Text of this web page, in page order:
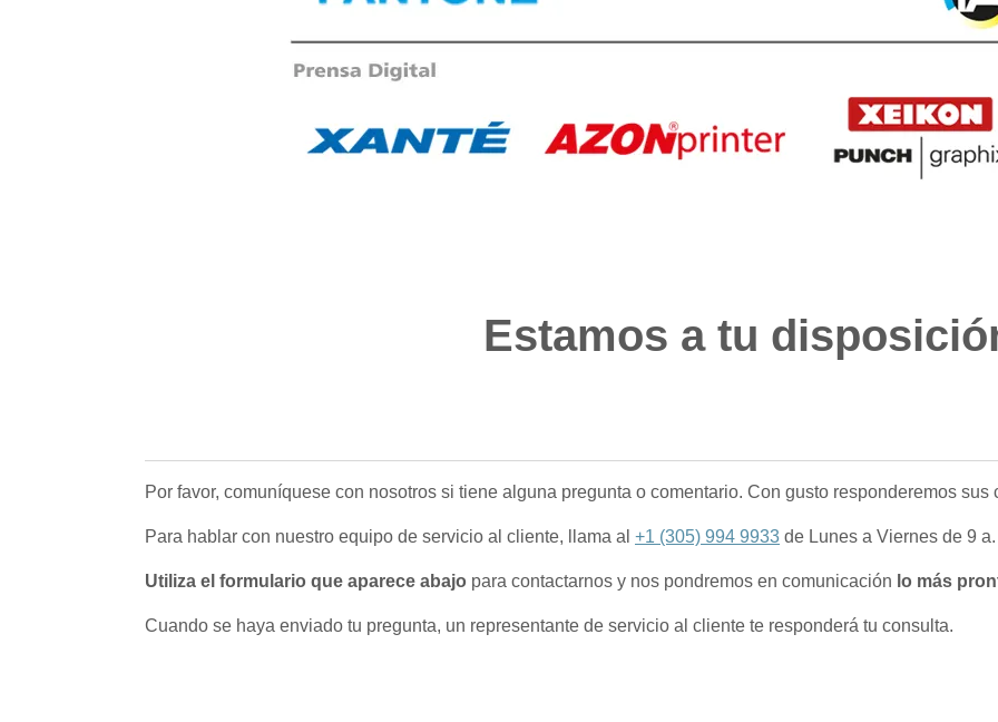
Estamos a tu
Por favor, comuníquese con nosotros si tiene alguna pregunta o comentario. Con gusto responderemos sus
Para hablar con nuestro equipo de servicio al cliente, llama al +1 (305) 994 9933 de Lunes a Viernes de 9
Utiliza el formulario que aparece abajo para contactarnos y nos pondremos en comunicación lo más
Cuando se haya enviado tu pregunta, un representante de servicio al cliente te responderá tu consulta.